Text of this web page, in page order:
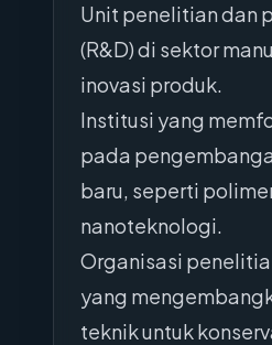
Unit penelitian dan
(R&D) di sektor
inovasi produk.
Institusi yang
pada
baru, seperti
nanoteknologi.
Organisasi
yang
teknik untuk